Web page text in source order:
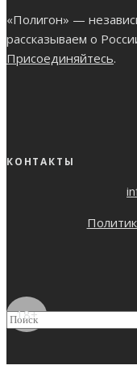
«Полигон» —
рассказываем о
Присоединяйтесь.
КОНТАКТЫ
18+